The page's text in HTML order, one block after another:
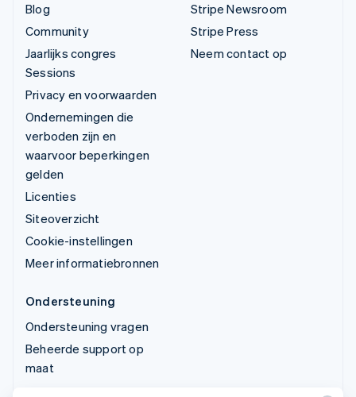
Blog
Community
Jaarlijks congres
Sessions
Privacy en voorwaarden
Ondernemingen die
verboden zijn en
waarvoor beperkingen
gelden
Licenties
Siteoverzicht
Cookie-instellingen
Meer informatiebronnen
Stripe Newsroom
Stripe Press
Neem contact op
Ondersteuning
Ondersteuning vragen
Beheerde support op
maat